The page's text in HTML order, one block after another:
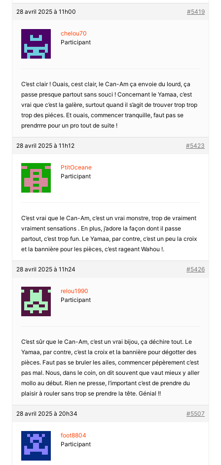
28 avril 2025 à 11h00 #5419
chelou70
Participant
C’est clair ! Ouais, cest clair, le Can-Am ça envoie du lourd, ça
passe presque partout sans souci ! Concernant le Yamaa, c’est
vrai que c’est la galère, surtout quand il s’agit de trouver trop trop
trop des piéces. Et ouais, commencer tranquille, faut pas se
prendrrre pour un pro tout de suite !
28 avril 2025 à 11h12 #5423
PtitOceane
Participant
C’est vrai que le Can-Am, c’est un vrai monstre, trop de vraiment
vraiment sensations . En plus, j’adore la façon dont il passe
partout, c’est trop fun. Le Yamaa, par contre, c’est un peu la croix
et la bannière pour les pièces, c’est rageant Wahou !.
28 avril 2025 à 11h24 #5426
relou1990
Participant
C’est sûr que le Can-Am, c’est un vrai bijou, ça déchire tout. Le
Yamaa, par contre, c’est la croix et la bannière pour dégotter des
pièces. Faut pas se bruler les ailes, commencer pépèrement c’est
pas mal. Nous, dans le coin, on dit souvent que vaut mieux y aller
mollo au début. Rien ne presse, l’important c’est de prendre du
plaisir à rouler sans trop se prendre la tête. Génial !!
28 avril 2025 à 20h34 #5507
foot8804
Participant